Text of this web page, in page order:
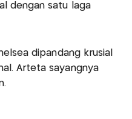
dengan satu laga
dipandang krusial
Arteta sayangnya